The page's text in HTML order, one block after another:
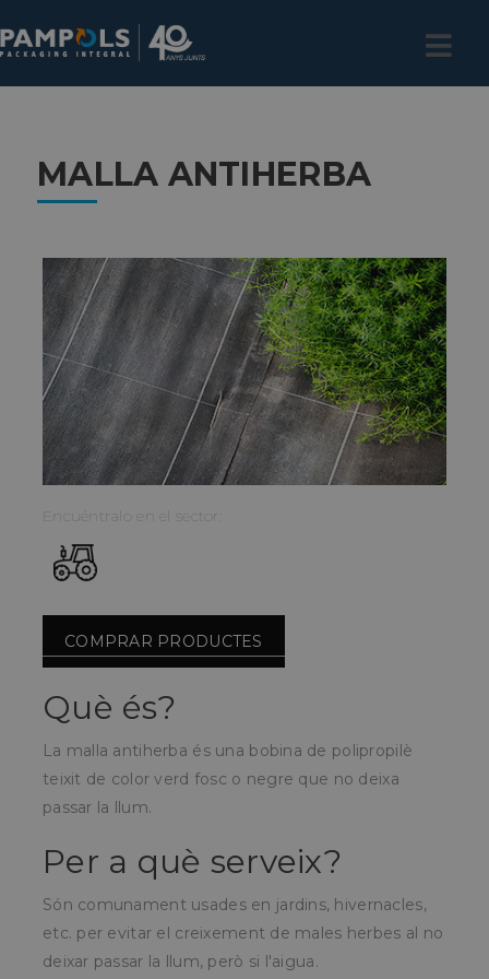
MALLA ANTIHERBA
Encuéntralo en el sector:
COMPRAR PRODUCTES
Què és?
La malla antiherba és una bobina de polipropilè
teixit de color verd fosc o negre que no deixa
passar la llum.
Per a què serveix?
Són comunament usades en jardins, hivernacles,
etc. per evitar el creixement de males herbes al no
deixar passar la llum, però si l'aigua.